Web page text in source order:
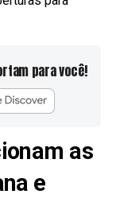
para você!
as
e